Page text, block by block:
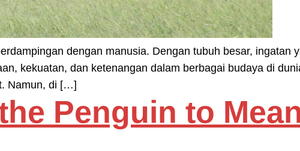
dengan manusia. Dengan tubuh besar, ingatan
kekuatan, dan ketenangan dalam berbagai budaya di
Namun, di […]
Penguin to